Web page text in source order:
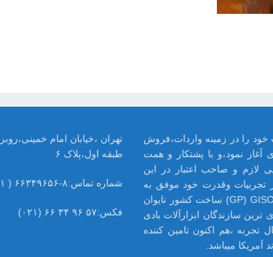
طبقه اول،پلاک ۶
شماره تماس:۸-۶۶۳۴۹۶۵۶ ( ۰۲۱)
فکس:۵۷ ۹۶ ۳۴ ۶۶ (۰۲۱)
از سال ۱۳۸۰ فعالیت خود را در زمینه واردات،فروش
نمود،و با پشتکار و همت
و صاحب اعتبار در این
با استفاده از تجربیات وقدرت خود موفق به
اخذ نمایندگی ابزار آلات بادی با مارک GP) GISON) ساخت کشور تایوان
سازندگان ابزارآلات بادی
می باشد که با بیش از ۶۵ سال تجربه ،هم اکنون تامین کننده
آمریکا میباشد.